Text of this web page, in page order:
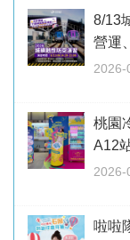
8/13
營運
2026-
桃園
A12
2026-
啦啦